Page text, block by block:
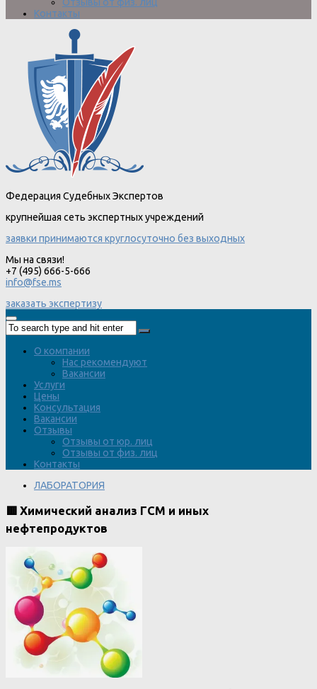
Отзывы от физ. лиц
Контакты
Федерация Судебных Экспертов
крупнейшая сеть экспертных учреждений
заявки принимаются круглосуточно без выходных
Мы на связи!
+7 (495) 666-5-666
info@fse.ms
заказать экспертизу
О компании
Нас рекомендуют
Вакансии
Услуги
Цены
Консультация
Вакансии
Отзывы
Отзывы от юр. лиц
Отзывы от физ. лиц
Контакты
ЛАБОРАТОРИЯ
🟥 Химический анализ ГСМ и иных
нефтепродуктов